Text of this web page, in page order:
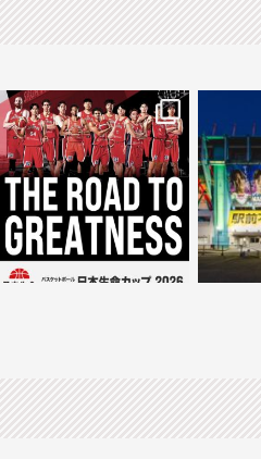
・
🇯🇵🏀バスケ男子日本代
表
推し活ラリー
🕊️🫧...
36 0
⚽️駅前